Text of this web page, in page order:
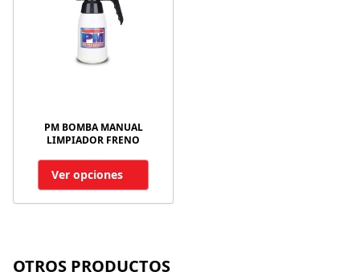
PM BOMBA MANUAL
LIMPIADOR FRENO
Ver opciones
OTROS PRODUCTOS